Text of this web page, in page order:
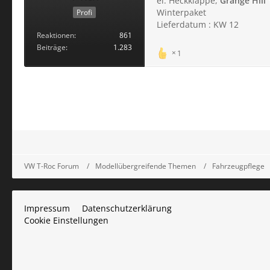
Profi
Reaktionen
861
Beiträge
1.283
Winterpaket
Lieferdatum : KW 12
1
VW T-Roc Forum Modellübergreifende Themen Fahrzeugpflege
Impressum
Datenschutzerklärung
Cookie Einstellungen